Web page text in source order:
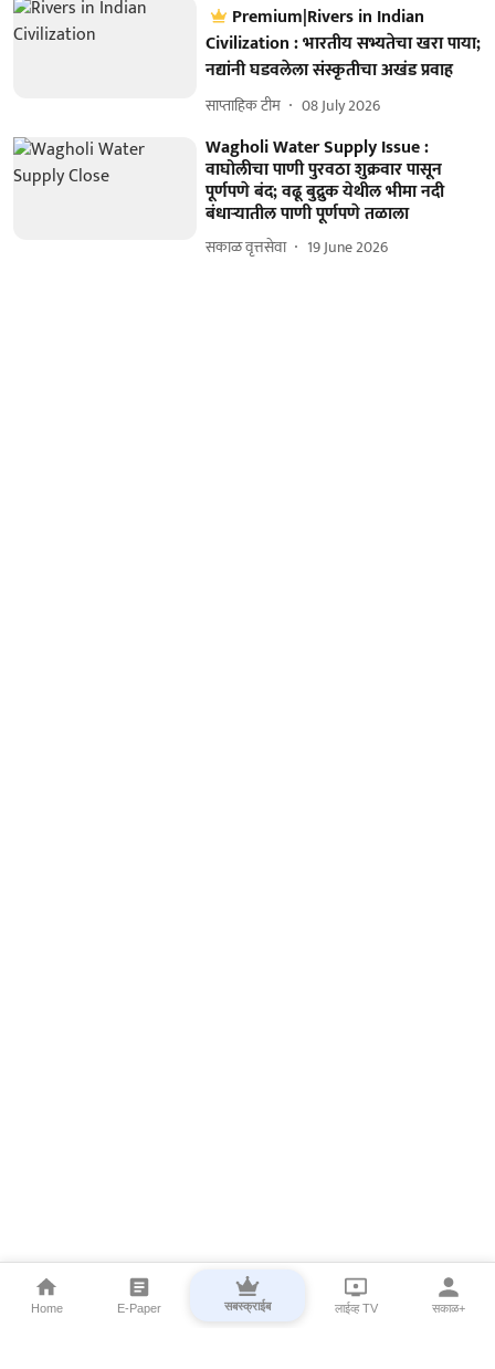
Premium|Rivers in Indian
Civilization : भारतीय सभ्यतेचा खरा पाया;
नद्यांनी घडवलेला संस्कृतीचा अखंड प्रवाह
साप्ताहिक टीम 08 July 2026
Wagholi Water Supply Issue :
वाघोलीचा पाणी पुरवठा शुक्रवार पासून
पूर्णपणे बंद; वढू बुद्रुक येथील भीमा नदी
बंधाऱ्यातील पाणी पूर्णपणे तळाला
सकाळ वृत्तसेवा 19 June 2026
Home E-Paper सबस्क्राईब लाईव्ह TV सकाळ+